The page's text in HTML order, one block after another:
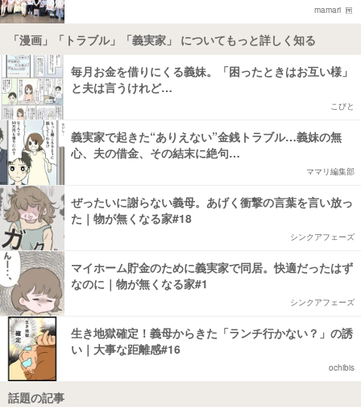
mamari
「漫画」「トラブル」「義実家」 についてもっと詳しく知る
毎月お金を借りにくる義妹。「困ったときはお互い様」
と夫は言うけれど…
こびと
義実家で起きた“ありえない”金銭トラブル…義妹の無
心、夫の借金、その結末に絶句…
ママリ編集部
ぜったいに謝らない義母。あげく衝撃の言葉を言い放っ
た｜物が無くなる家#18
シンクアフェーズ
マイホーム貯金のために義実家で同居。快適だったはず
なのに｜物が無くなる家#1
シンクアフェーズ
生き地獄確定！義母からきた「ランチ行かない？」の誘
い｜大事な距離感#16
ochibis
話題の記事